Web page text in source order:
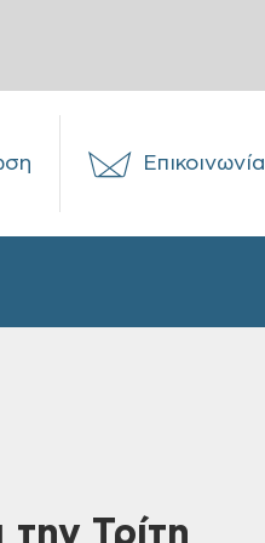
Επικοινωνία
Τρίτη